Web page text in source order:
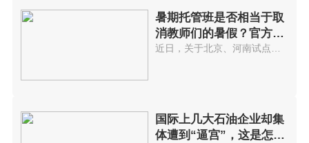
暑期托管班是否相当于取
消教师们的暑假？官方回
应...
国际上几大石油企业却集
体遭到“逼宫”，这是怎么